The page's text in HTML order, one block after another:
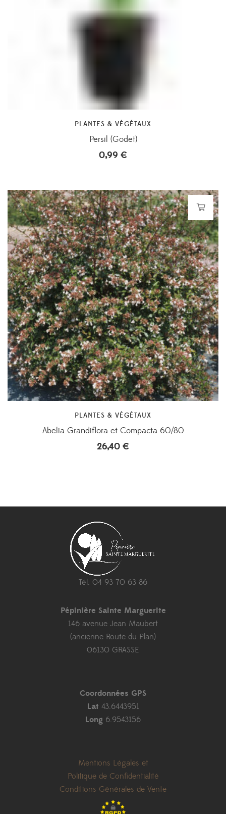
PLANTES & VÉGÉTAUX
Persil (Godet)
0,99 €
PLANTES & VÉGÉTAUX
Abelia Grandiflora et Compacta 60/80
26,40 €
Tél. 04 93 70 63 86
Pépinière Sainte Marguerite
146 avenue Jean Maubert
(ancienne Route du Plan)
06130 GRASSE
Coordonnées GPS
Lat 43.6443951
Long 6.9543156
Mentions Légales et
Politique de Confidentialité
Conditions Générales de Vente